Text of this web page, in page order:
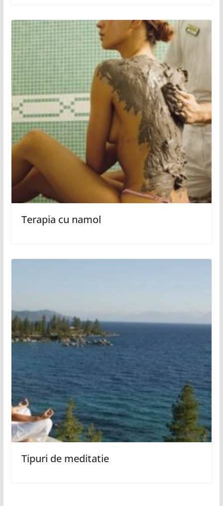
Terapia cu namol
Tipuri de meditatie